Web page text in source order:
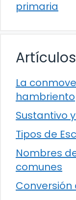
primaria
Artículos
La
hambriento
Sustantivo
Tipos de
Nombres
comunes